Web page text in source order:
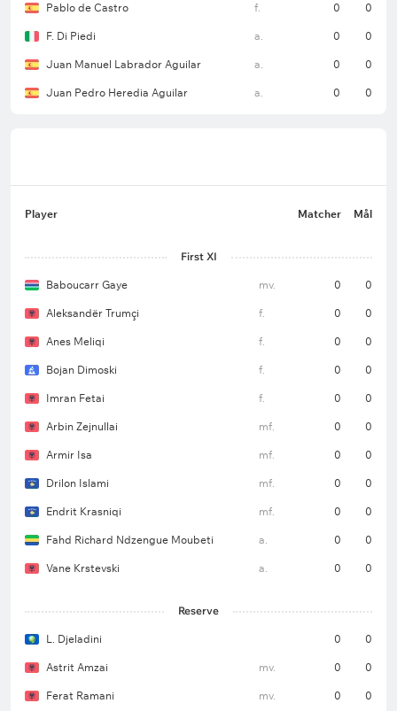
Pablo de Castro f. 0 0
F. Di Piedi a. 0 0
Juan Manuel Labrador Aguilar a. 0 0
Juan Pedro Heredia Aguilar a. 0 0
Player Matcher Mål
First XI
Baboucarr Gaye mv. 0 0
Aleksandër Trumçi f. 0 0
Anes Meliqi f. 0 0
Bojan Dimoski f. 0 0
Imran Fetai f. 0 0
Arbin Zejnullai mf. 0 0
Armir Isa mf. 0 0
Drilon Islami mf. 0 0
Endrit Krasniqi mf. 0 0
Fahd Richard Ndzengue Moubeti a. 0 0
Vane Krstevski a. 0 0
Reserve
L. Djeladini 0 0
Astrit Amzai mv. 0 0
Ferat Ramani mv. 0 0